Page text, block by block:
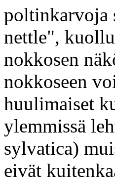
poltinkarvoja
nettle",
nokkosen
nokkoseen
huulimaiset
ylemmissä
sylvatica)
eivät